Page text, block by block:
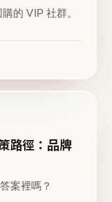
的 VIP 社群。
路徑：品牌
案裡嗎？